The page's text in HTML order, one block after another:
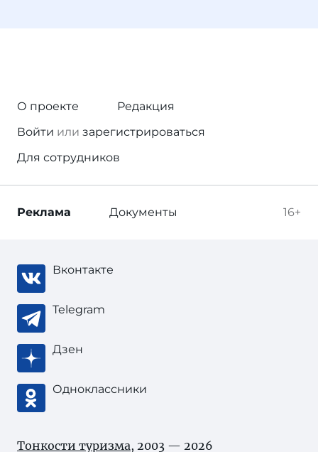
О проекте
Редакция
Войти или зарегистрироваться
Для сотрудников
16+
Реклама Документы
Вконтакте
Telegram
Дзен
Одноклассники
Тонкости туризма, 2003 — 2026